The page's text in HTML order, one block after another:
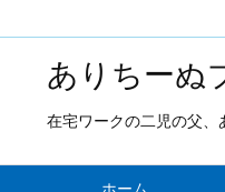
ありちーぬ
在宅ワークの二児の父
ホーム